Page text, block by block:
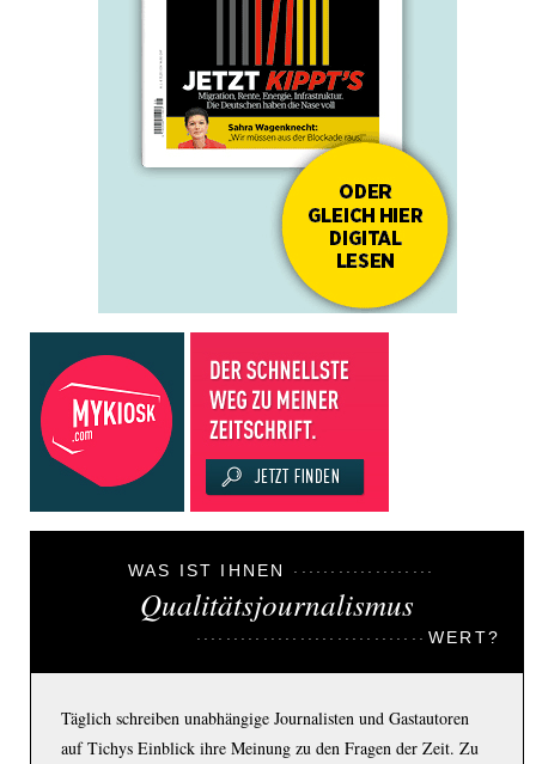
WAS IST IHNEN
Qualitätsjournalismus
WERT?
Täglich schreiben unabhängige Journalisten und Gastautoren
auf Tichys Einblick ihre Meinung zu den Fragen der Zeit. Zu